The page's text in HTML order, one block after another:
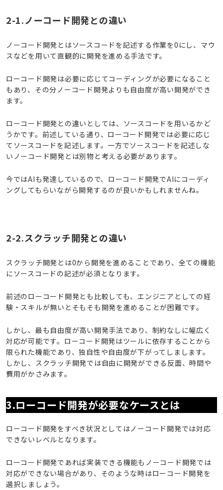
2-1.ノーコード開発との違い
ノーコード開発とはソースコードを記述する作業を0にし、マウ
スなどを用いて直観的に開発を進める手法です。
ローコード開発は必要に応じてコーディングが必要になること
もあり、その分ノーコード開発よりも自由度が高い開発ができ
ます。
ローコード開発との違いとしては、ソースコードを用いるかど
うかです。前述している通り、ローコード開発では必要に応じ
てソースコードを記述します。一方でソースコードを記述しな
いノーコード開発とは別物と考える必要があります。
今ではAIも発達しているので、ローコード開発でAIにコーディ
ングしてもらいながら開発するのが良いかもしれませんね。
2-2.スクラッチ開発との違い
スクラッチ開発とは0から開発を進めることであり、全ての機能
にソースコードの記述が必須となります。
前述のローコード開発とも比較しても、エンジニアとしての経
験・スキルが無いとそもそも開発を進めることが困難です。
しかし、最も自由度が高い開発手法であり、制約なしに幅広く
対応が可能です。ローコード開発はツールに依存することから
限られた機能であり、独自性や自由度が下がってしまします。
しかし、スクラッチ開発では自由に開発ができる反面、時間や
費用がかさみます。
3.ローコード開発が必要なケースとは
ローコード開発をすべき状況としてはノーコード開発では対応
できないレベルとなります。
ローコード開発であれば実装できる機能もノーコード開発では
対応ができない場合があり、そのような時はローコード開発を
選択しましょう。